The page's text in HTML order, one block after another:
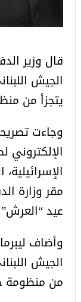
قال وزير
الجيش
يتجزأ من
وجاءت
الإلكتروني
مقر وزارة
عيد
وأضاف
الجيش
من منظومة